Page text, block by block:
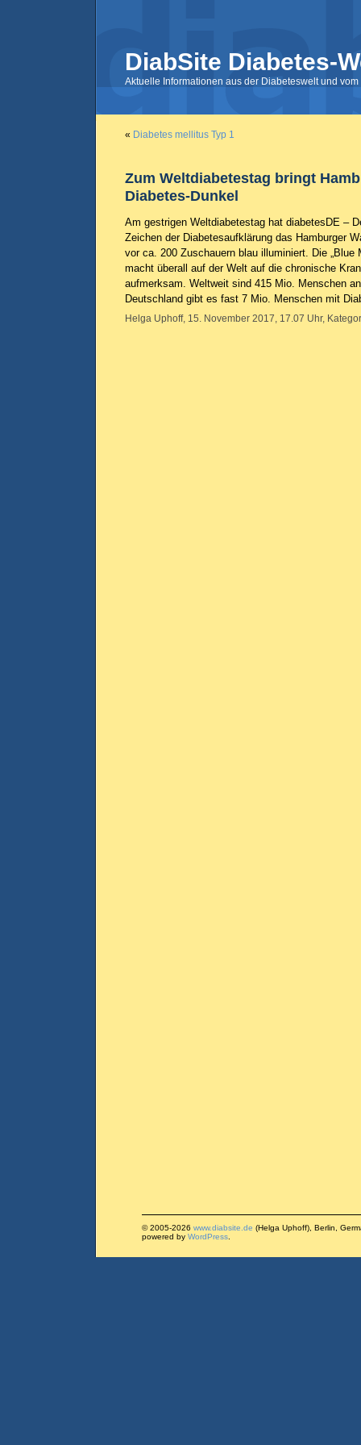
DiabSite Diabetes-
Aktuelle Informationen aus der Diabeteswelt und
« Diabetes mellitus Typ 1
Zum Weltdiabetestag bringt
Diabetes-Dunkel
Am gestrigen Weltdiabetestag hat diabetesDE –
Zeichen der Diabetesaufklärung das Hamburger
vor ca. 200 Zuschauern blau illuminiert. Die „Blue
macht überall auf der Welt auf die chronische
aufmerksam. Weltweit sind 415 Mio. Menschen
Deutschland gibt es fast 7 Mio. Menschen mit
Helga Uphoff, 15. November 2017, 17.07 Uhr,
© 2005-2026 www.diabsite.de (Helga Uphoff), Berlin,
powered by WordPress.